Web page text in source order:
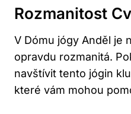
Rozmanitost
V Dómu jógy Anděl je
opravdu rozmanitá.
navštívit tento jógin
které vám mohou